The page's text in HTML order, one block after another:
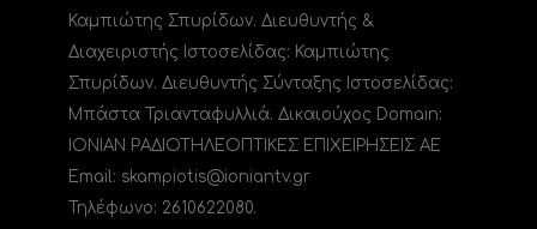
Καμπιώτης Σπυρίδων. Διευθυντής &
Διαχειριστής Ιστοσελίδας: Καμπιώτης
Σπυρίδων. Διευθυντής Σύνταξης Ιστοσελίδας:
Μπάστα Τριανταφυλλιά. Δικαιούχος Domain:
ΙΟΝΙΑΝ ΡΑΔΙΟΤΗΛΕΟΠΤΙΚΕΣ ΕΠΙΧΕΙΡΗΣΕΙΣ ΑΕ
Email: skampiotis@ioniantv.gr
Τηλέφωνο: 2610622080.